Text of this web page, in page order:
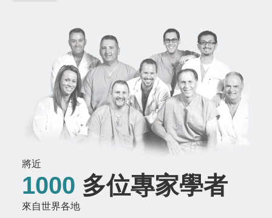
將近
1000 多位專家學者
來自世界各地